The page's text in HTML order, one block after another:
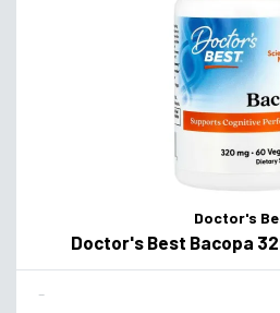
Doctor's
Doctor's Best Bacopa